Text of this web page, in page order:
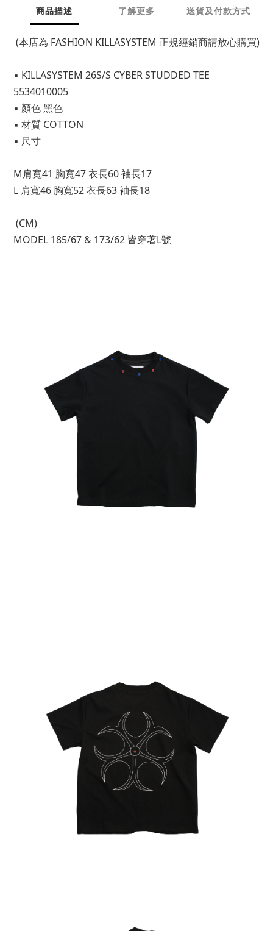
商品描述 了解更多 送貨及付款方式
(本店為 FASHION KILLASYSTEM 正規經銷商請放心購買)
▪ KILLASYSTEM 26S/S CYBER STUDDED TEE
5534010005
▪ 顏色 黑色
▪ 材質 COTTON
▪ 尺寸
M肩寬41 胸寬47 衣長60 袖長17
L 肩寬46 胸寬52 衣長63 袖長18
(CM)
MODEL 185/67 & 173/62 皆穿著L號